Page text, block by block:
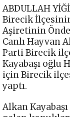
ABDULLAH
Birecik
Aşiretinin
Canlı Hayvan
Parti Birecik
Kayabaşı oğlu
için Birecik
yaptı.
Alkan